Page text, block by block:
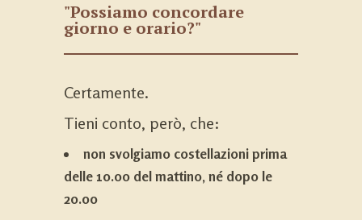
"Possiamo concordare
giorno e orario?"
Certamente.
Tieni conto, però, che:
non svolgiamo costellazioni prima
delle 10.00 del mattino, né dopo le
20.00